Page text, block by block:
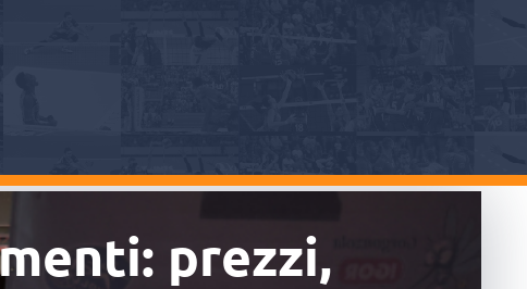
prezzi,